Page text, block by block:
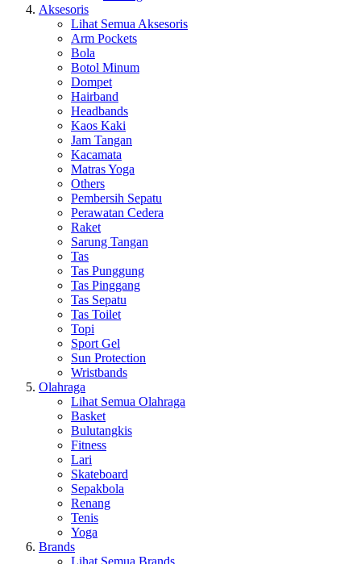
Aksesoris
Lihat Semua Aksesoris
Arm Pockets
Bola
Botol Minum
Dompet
Hairband
Headbands
Kaos Kaki
Jam Tangan
Kacamata
Matras Yoga
Others
Pembersih Sepatu
Perawatan Cedera
Raket
Sarung Tangan
Tas
Tas Punggung
Tas Pinggang
Tas Sepatu
Tas Toilet
Topi
Sport Gel
Sun Protection
Wristbands
Olahraga
Lihat Semua Olahraga
Basket
Bulutangkis
Fitness
Lari
Skateboard
Sepakbola
Renang
Tenis
Yoga
Brands
Lihat Semua Brands